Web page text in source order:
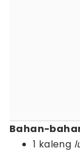
Bahan-
1 kaleng